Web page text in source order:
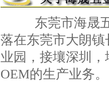
东莞市海晟五
落在东莞市大朗
业园，接壤深圳
OEM的生产业务。